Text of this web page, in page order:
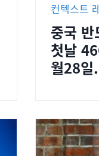
컨텍스트
중국
첫날
월28일.